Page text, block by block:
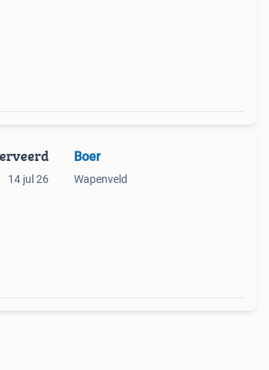
14 jul 26
Boer
Wapenveld